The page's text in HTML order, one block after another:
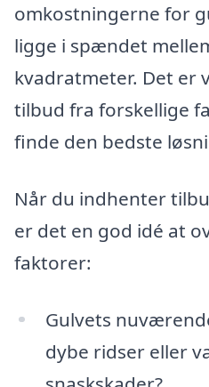
omkostningerne for
ligge i spændet
kvadratmeter. Det er
tilbud fra forskellige
finde den bedste
Når du indhenter
er det en god idé at
faktorer:
Gulvets
dybe ridser eller